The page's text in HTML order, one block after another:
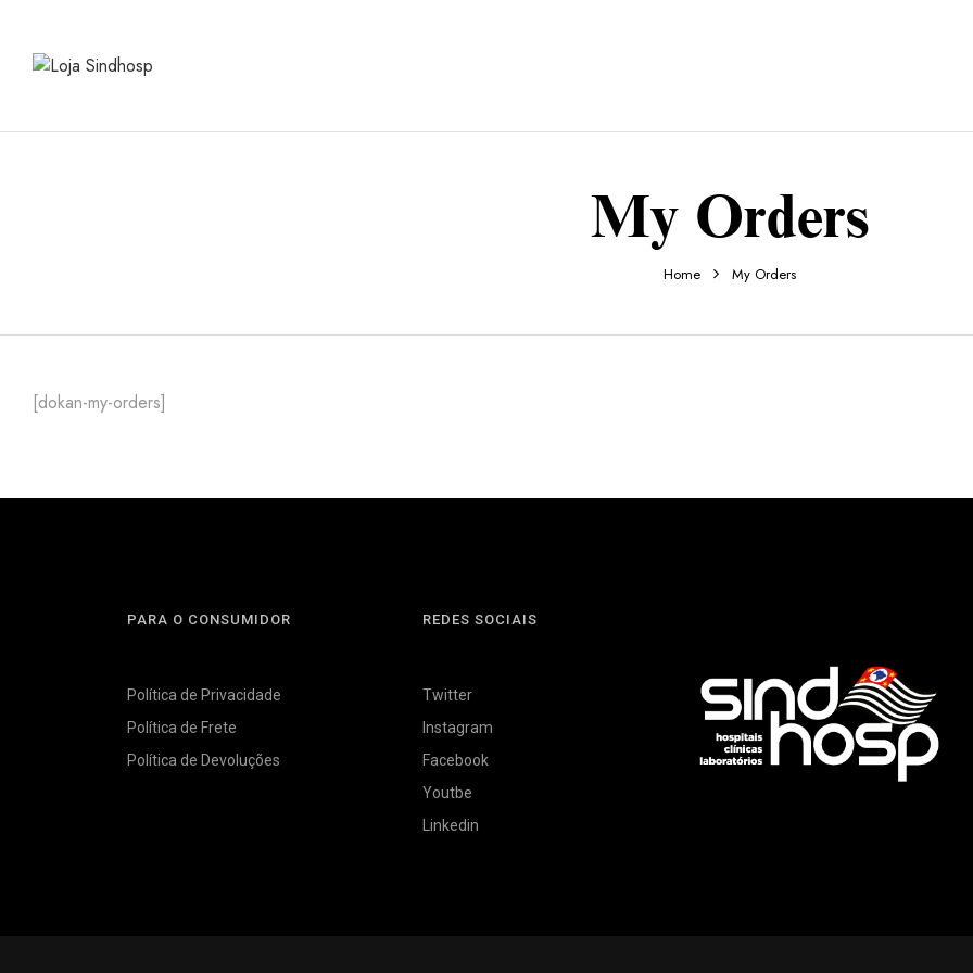
My Orders
Home My Orders
[dokan-my-orders]
PARA O CONSUMIDOR
Política de Privacidade
Política de Frete
Política de Devoluções
REDES SOCIAIS
Twitter
Instagram
Facebook
Youtbe
Linkedin